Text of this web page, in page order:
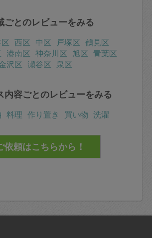
ごとのレビューをみる
西区 中区 戸塚区 鶴見区
港南区 神奈川区 旭区 青葉区
沢区 瀬谷区 泉区
内容ごとのレビューをみる
料理 作り置き 買い物 洗濯